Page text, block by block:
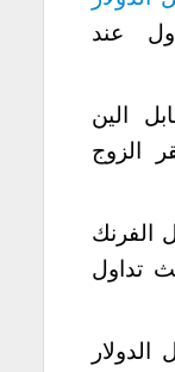
ليتداول عند
الين
ليستقر الزوج
الفرنك
0.57٪ حيث تداول